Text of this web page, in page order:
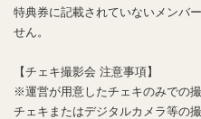
特典券に記載されていないメンバ
せん。
【チェキ撮影会 注意事項】
※運営が用意したチェキのみでの
チェキまたはデジタルカメラ等の